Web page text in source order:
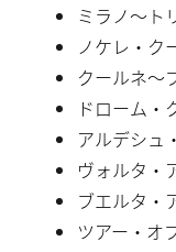
ミラノ〜ト
ノケレ・ク
クールネ〜
ドローム・
アルデシュ
ヴォルタ・
ブエルタ・
ツアー・オ